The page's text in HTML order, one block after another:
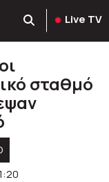
Live TV
σταθμό